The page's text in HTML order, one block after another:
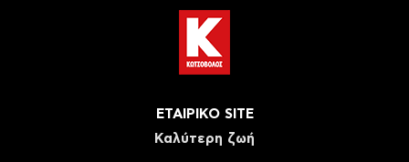
ΕΤΑΙΡΙΚΟ SITE
Καλύτερη ζωή